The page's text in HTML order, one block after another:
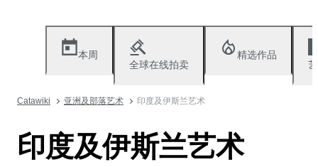
本周
全球在线拍卖
精选作品
Catawiki 亚洲及部落艺术 印度及伊斯兰艺术
印度及伊斯兰艺术